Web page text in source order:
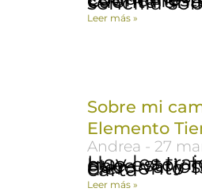
Leer más »
Sobre mi
Elemento
Andrea 27
Hoy les traigo el camino que estoy haciendo desde hace varios años con el elemento Tierra. En mi carta
Leer más »